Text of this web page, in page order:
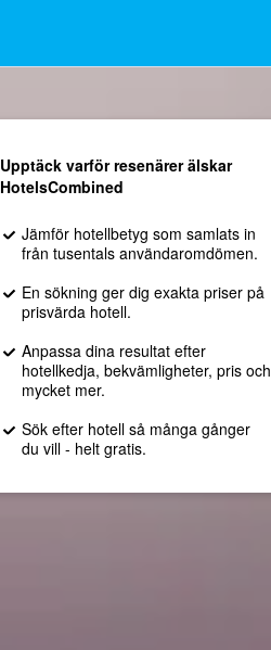
Upptäck varför resenärer älskar
HotelsCombined
Jämför hotellbetyg som samlats in
från tusentals användaromdömen.
En sökning ger dig exakta priser på
prisvärda hotell.
Anpassa dina resultat efter
hotellkedja, bekvämligheter, pris och
mycket mer.
Sök efter hotell så många gånger
du vill - helt gratis.